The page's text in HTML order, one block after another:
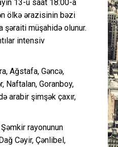
Peşə etikası
Əlaqə
13-ü saat 18:00-a
ölkə ərazisinin bəzi
şəraiti müşahidə olunur.
intensiv
Ağstafa, Gəncə,
Naftalan, Goranboy,
arabir şimşək çaxır,
rayonunun
Cəyir, Çənlibel,